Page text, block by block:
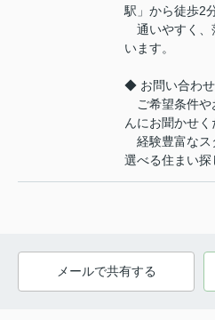
駅」から徒歩2分
通いやすく、
います。
◆ お問い合わせ
ご希望条件や
んにお聞かせく
経験豊富なス
選べる住まい探
メールで共有する